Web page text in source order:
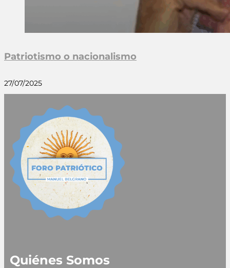
Patriotismo o nacionalismo
27/07/2025
Quiénes Somos